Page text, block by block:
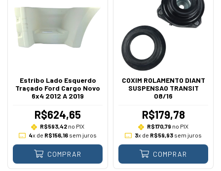
Estribo Lado Esquerdo
Traçado Ford Cargo Novo
6x4 2012 A 2019
R$624,65
R$593,42 no PIX
4x de R$156,16sem juros
COMPRAR
COXIM ROLAMENTO DIANT
SUSPENSAO TRANSIT
08/16
R$179,78
R$170,79 no PIX
3x de R$59,93sem juros
COMPRAR